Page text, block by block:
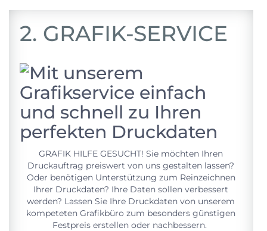
2. GRAFIK-SERVICE
GRAFIK HILFE GESUCHT! Sie möchten Ihren
Druckauftrag preiswert von uns gestalten lassen?
Oder benötigen Unterstützung zum Reinzeichnen
Ihrer Druckdaten? Ihre Daten sollen verbessert
werden? Lassen Sie Ihre Druckdaten von unserem
kompeteten Grafikbüro zum besonders günstigen
Festpreis erstellen oder nachbessern.